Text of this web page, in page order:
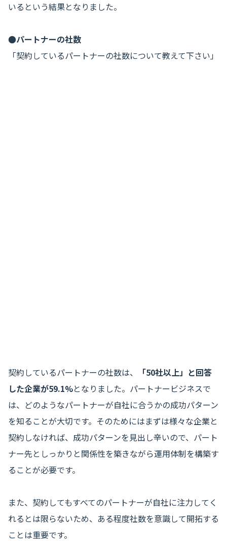
いるという結果となりました。
●パートナーの社数
「契約しているパートナーの社数について教えて下さい」
契約しているパートナーの社数は、
「50社以上」と回答
した企業が59.1%となりました。パートナービジネスで
は、どのようなパートナーが自社に合うかの成功パターン
を知ることが大切です。そのためにはまずは様々な企業と
契約しなければ、成功パターンを見出し辛いので、パート
ナー先としっかりと関係性を築きながら運用体制を構築す
ることが必要です。
また、契約してもすべてのパートナーが自社に注力してく
れるとは限らないため、ある程度社数を意識して開拓する
ことは重要です。